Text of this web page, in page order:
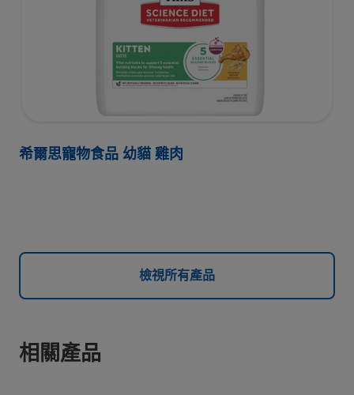
希爾思寵物食品 幼貓 雞肉
檢視所有產品
相關產品